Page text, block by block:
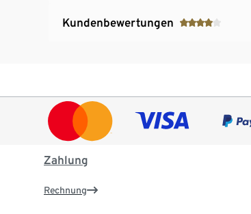
Kundenbewertungen
Zahlung
Rechnung